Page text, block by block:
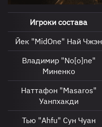
Игроки состава
Йек "MidOne" Най Чжэн
Владимир "No[o]ne"
Миненко
Наттафон "Masaros"
Уанпхакди
Тью "Ahfu" Сун Чуан